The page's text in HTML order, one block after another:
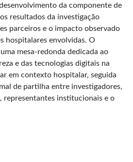
da componente de
resultados da investigação
parceiros e o impacto observado
hospitalares envolvidas. O
mesa-redonda dedicada ao
e das tecnologias digitais na
em contexto hospitalar, seguida
de partilha entre investigadores,
representantes institucionais e o